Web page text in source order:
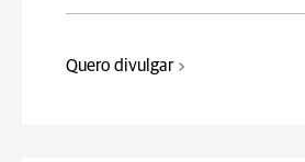
Quero divulgar